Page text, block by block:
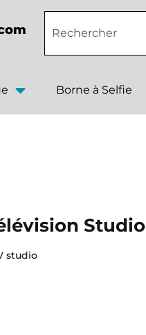
Borne à Selfie
Studio
studio